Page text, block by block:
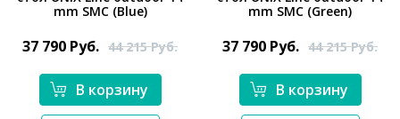
*}
mm SMC (Blue)
37 790 Руб. 44 215Руб.
В корзину
*}
mm SMC (Green)
37 790 Руб. 44 215Руб.
В корзину